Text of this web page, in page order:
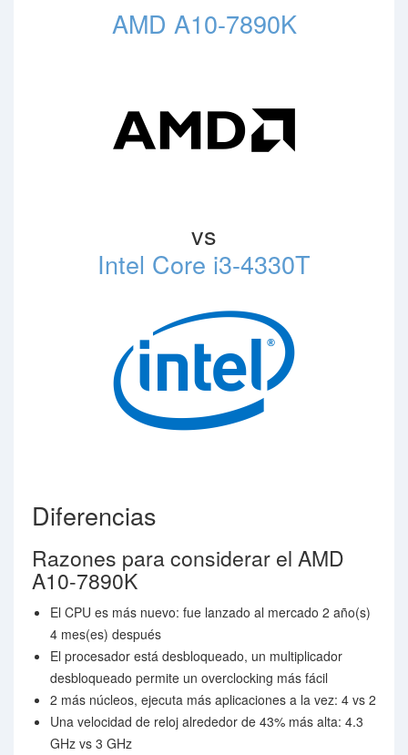
AMD A10-7890K
vs
Intel Core i3-4330T
Diferencias
Razones para considerar el AMD
A10-7890K
El CPU es más nuevo: fue lanzado al mercado 2 año(s)
4 mes(es) después
El procesador está desbloqueado, un multiplicador
desbloqueado permite un overclocking más fácil
2 más núcleos, ejecuta más aplicaciones a la vez: 4 vs 2
Una velocidad de reloj alrededor de 43% más alta: 4.3
GHz vs 3 GHz